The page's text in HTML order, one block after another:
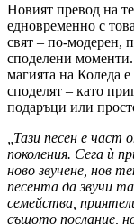
Новият превод на
едновременно с
свят – по-модерен,
споделени
магията на Коледа
споделят – като
подаръци или
„Тази песен е
поколения. Сега ѝ
ново звучене, нов
песента да звучи
семейства,
същото послание,